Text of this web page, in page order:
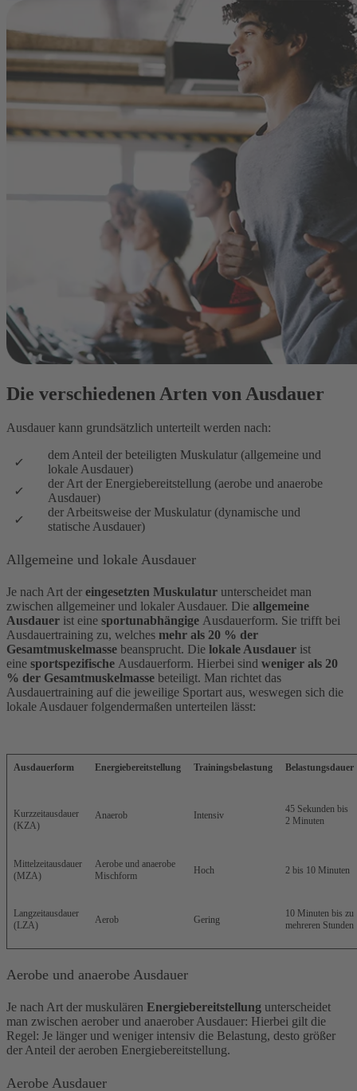
Die verschiedenen Arten von Ausdauer
Ausdauer kann grundsätzlich unterteilt werden nach:
dem Anteil der beteiligten Muskulatur (allgemeine und
lokale Ausdauer)
der Art der Energiebereitstellung (aerobe und anaerobe
Ausdauer)
der Arbeitsweise der Muskulatur (dynamische und
statische Ausdauer)
Allgemeine und lokale Ausdauer
Je nach Art der eingesetzten Muskulatur unterscheidet man
zwischen allgemeiner und lokaler Ausdauer. Die allgemeine
Ausdauer ist eine sportunabhängige Ausdauerform. Sie trifft bei
Ausdauertraining zu, welches mehr als 20 % der
Gesamtmuskelmasse beansprucht. Die lokale Ausdauer ist
eine sportspezifische Ausdauerform. Hierbei sind weniger als 20
% der Gesamtmuskelmasse beteiligt. Man richtet das
Ausdauertraining auf die jeweilige Sportart aus, weswegen sich die
lokale Ausdauer folgendermaßen unterteilen lässt:
Ausdauerform Energiebereitstellung Trainingsbelastung Belastungsdauer
Kurzzeitausdauer
(KZA)
Anaerob Intensiv
45 Sekunden bis
2 Minuten
Mittelzeitausdauer
(MZA)
Aerobe und anaerobe
Mischform
Hoch 2 bis 10 Minuten
Langzeitausdauer
(LZA)
Aerob Gering
10 Minuten bis zu
mehreren Stunden
Aerobe und anaerobe Ausdauer
Je nach Art der muskulären Energiebereitstellung unterscheidet
man zwischen aerober und anaerober Ausdauer: Hierbei gilt die
Regel: Je länger und weniger intensiv die Belastung, desto größer
der Anteil der aeroben Energiebereitstellung.
Aerobe Ausdauer